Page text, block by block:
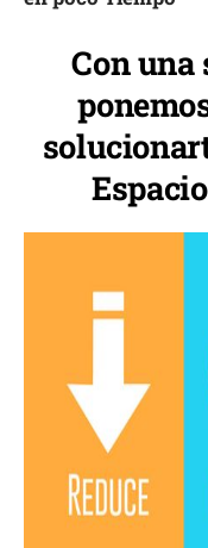
Con una